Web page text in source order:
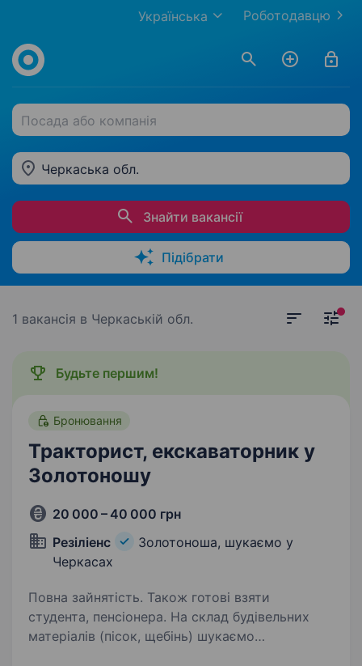
Роботодавцю
Українська
Посада або компанія
Черкаська обл.
Знайти вакансії
Підібрати
1 вакансія в Черкаській обл.
Будьте першим!
Бронювання
Тракторист, екскаваторник у
Золотоношу
20 000 – 40 000 грн
Резіліенс
Золотоноша, шукаємо у
Черкасах
Повна зайнятість. Також готові взяти
студента, пенсіонера. На склад будівельних
матеріалів (пісок, щебінь) шукаємо